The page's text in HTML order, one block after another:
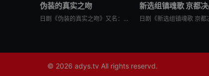
伪装的真实之吻
日剧《伪装的真实之吻》又名：Fake Fact Lips,フェイクファクトリップス，讲述了：四谷良与志藤全自高中时代起便是竞争对手，如今又成为营业部同期。同样优秀的两人，从成绩、运动到情人节巧克力数量
新选组镇魂歌 京都
© 2026 adys.tv All rights reservd.